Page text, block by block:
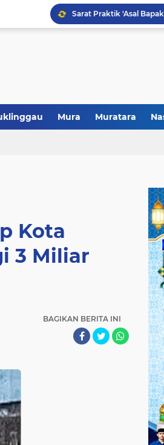
Mura Muratara
Kota
3 Miliar
BAGIKAN BERITA INI